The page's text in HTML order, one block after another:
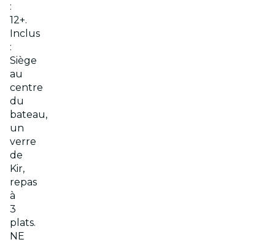
:
12+.
Inclus
:
Siège
au
centre
du
bateau,
un
verre
de
Kir,
repas
à
3
plats.
NE